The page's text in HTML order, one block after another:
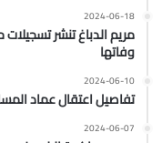
2024-06-18
مريم الدباغ تنشر
وفاتها
2024-06-10
تفاصيل اعتقال عماد
2024-06-07